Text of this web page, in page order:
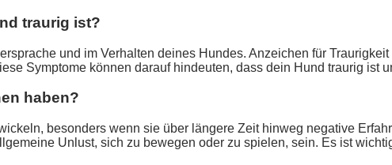
traurig ist?
und im Verhalten deines Hundes. Anzeichen für
Symptome können darauf hindeuten, dass dein Hund traurig ist
haben?
besonders wenn sie über längere Zeit hinweg negative
Unlust, sich zu bewegen oder zu spielen, sein. Es ist